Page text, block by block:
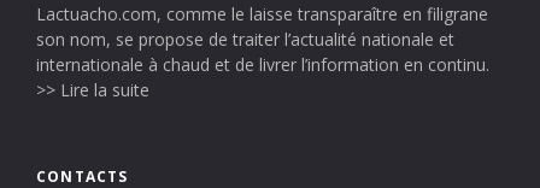
Lactuacho.com, comme le laisse transparaître en filigrane
son nom, se propose de traiter l’actualité nationale et
internationale à chaud et de livrer l’information en continu.
>> Lire la suite
CONTACTS